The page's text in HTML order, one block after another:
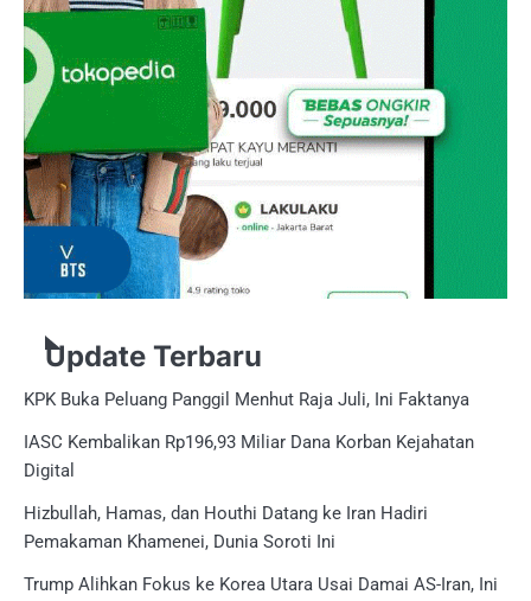
Update Terbaru
KPK Buka Peluang Panggil Menhut Raja Juli, Ini Faktanya
IASC Kembalikan Rp196,93 Miliar Dana Korban Kejahatan
Digital
Hizbullah, Hamas, dan Houthi Datang ke Iran Hadiri
Pemakaman Khamenei, Dunia Soroti Ini
Trump Alihkan Fokus ke Korea Utara Usai Damai AS-Iran, Ini